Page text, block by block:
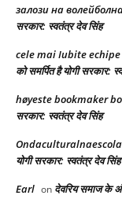
залози на
सरकार: स्वतंत्र देव सिंह
cele mai Iubite
को समर्पित है योगी सरकार:
høyeste bookmaker
सरकार: स्वतंत्र देव सिंह
योगी सरकार: स्वतंत्र देव सिंह
Earl on देवरिय समाज के